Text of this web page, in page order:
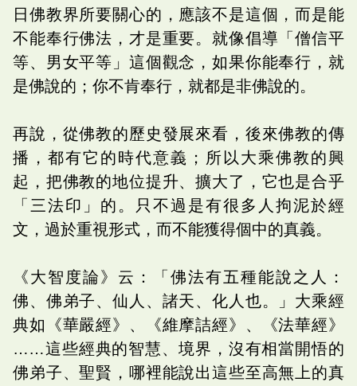
日佛教界所要關心的，應該不是這個，而是能
不能奉行佛法，才是重要。就像倡導「僧信平
等、男女平等」這個觀念，如果你能奉行，就
是佛說的；你不肯奉行，就都是非佛說的。
再說，從佛教的歷史發展來看，後來佛教的傳
播，都有它的時代意義；所以大乘佛教的興
起，把佛教的地位提升、擴大了，它也是合乎
「三法印」的。只不過是有很多人拘泥於經
文，過於重視形式，而不能獲得個中的真義。
《大智度論》云：「佛法有五種能說之人：
佛、佛弟子、仙人、諸天、化人也。」大乘經
典如《華嚴經》、《維摩詰經》、《法華經》
……這些經典的智慧、境界，沒有相當開悟的
佛弟子、聖賢，哪裡能說出這些至高無上的真